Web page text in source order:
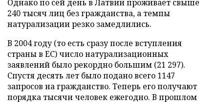
Однако по сей день в Латвии проживает свыше
240 тысяч лиц без гражданства, а темпы
натурализации резко замедлились.
В 2004 году (то есть сразу после вступления
страны в ЕС) число натурализационных
заявлений было рекордно большим (21 297).
Спустя десять лет было подано всего 1147
запросов на гражданство. Теперь его получают
порядка тысячи человек ежегодно. В прошлом